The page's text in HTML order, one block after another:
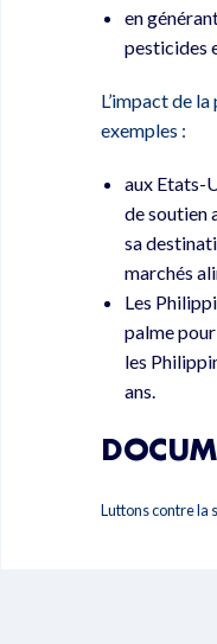
en
pesticides
L’impact de
exemples :
aux Etats-
de soutien
sa
marchés
Les
palme
les
ans.
Luttons contre la